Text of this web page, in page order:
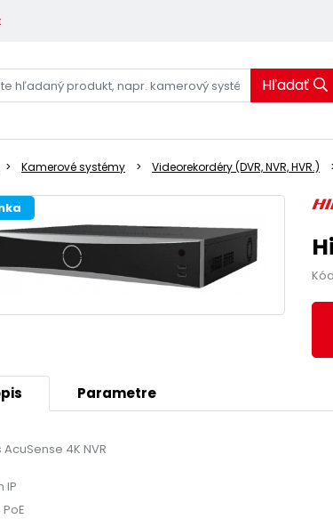
Hľadať
Kamerové systémy Videorekordéry (DVR, NVR, HVR.)
Parametre
AcuSense 4K NVR
IP
PoE